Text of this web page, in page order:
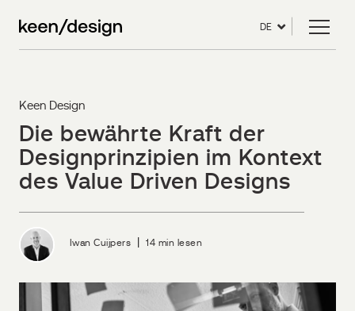
DE
Keen Design
Die bewährte Kraft der
Designprinzipien im Kontext
des Value Driven Designs
Iwan Cuijpers 14 min lesen